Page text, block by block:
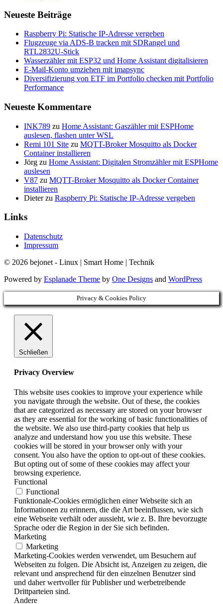
Neueste Beiträge
Raspberry Pi: Statische IP-Adresse vergeben
Flugzeuge via ADS-B tracken mit SDRangel und
RTL2832U-Stick
Wasserzähler mit ESP32 und Home Assistant digitalisieren
E-Mail-Konto umziehen mit imapsync
Diversifizierung von ETF im Portfolio checken mit Portfolio
Performance
Neueste Kommentare
INK789 zu Home Assistant: Gaszähler mit ESPHome
auslesen, flashen unter WSL
Remi 101 Site zu MQTT-Broker Mosquitto als Docker
Container installieren
Jörg zu Home Assistant: Digitalen Stromzähler mit ESPHome
auslesen
V87 zu MQTT-Broker Mosquitto als Docker Container
installieren
Dieterzu Raspberry Pi: Statische IP-Adresse vergeben
Links
Datenschutz
Impressum
© 2026 bejonet - Linux | Smart Home | Technik
Powered by Esplanade Theme by One Designs and WordPress
Privacy & Cookies Policy
Schließen
Privacy Overview
This website uses cookies to improve your experience while
you navigate through the website. Out of these, the cookies
that are categorized as necessary are stored on your browser
as they are essential for the working of basic functionalities of
the website. We also use third-party cookies that help us
analyze and understand how you use this website. These
cookies will be stored in your browser only with your
consent. You also have the option to opt-out of these cookies.
But opting out of some of these cookies may affect your
browsing experience.
Functional
Functional
Funktionale-Cookies ermöglichen einer Webseite sich an
Informationen zu erinnern, die die Art beeinflussen, wie sich
eine Webseite verhält oder aussieht, wie z. B. Ihre bevorzugte
Sprache oder die Region in der Sie sich befinden.
Marketing
Marketing
Marketing-Cookies werden verwendet, um Besuchern auf
Webseiten zu folgen. Die Absicht ist, Anzeigen zu zeigen, die
relevant und ansprechend für den einzelnen Benutzer sind
und daher wertvoller für Publisher und werbetreibende
Drittparteien sind.
Andere